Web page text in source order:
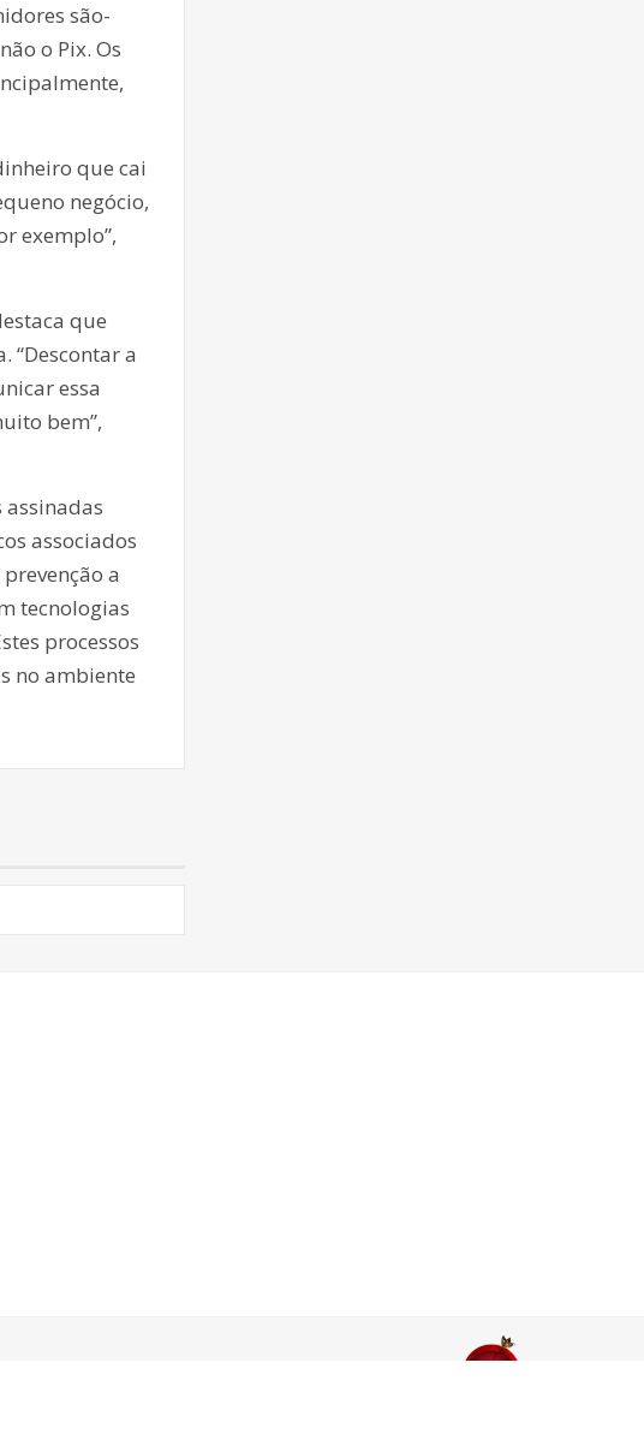
são-
o Pix. Os
que cai
negócio,
exemplo”,
que
“Descontar a
essa
bem”,
assinadas
associados
a
tecnologias
processos
no ambiente